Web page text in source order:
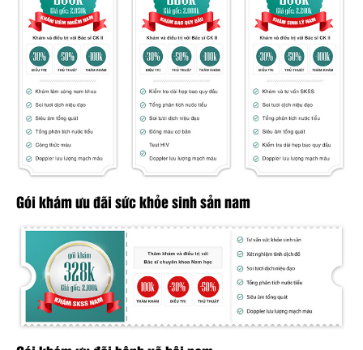
Gói khám ưu đãi sức khỏe sinh sản nam